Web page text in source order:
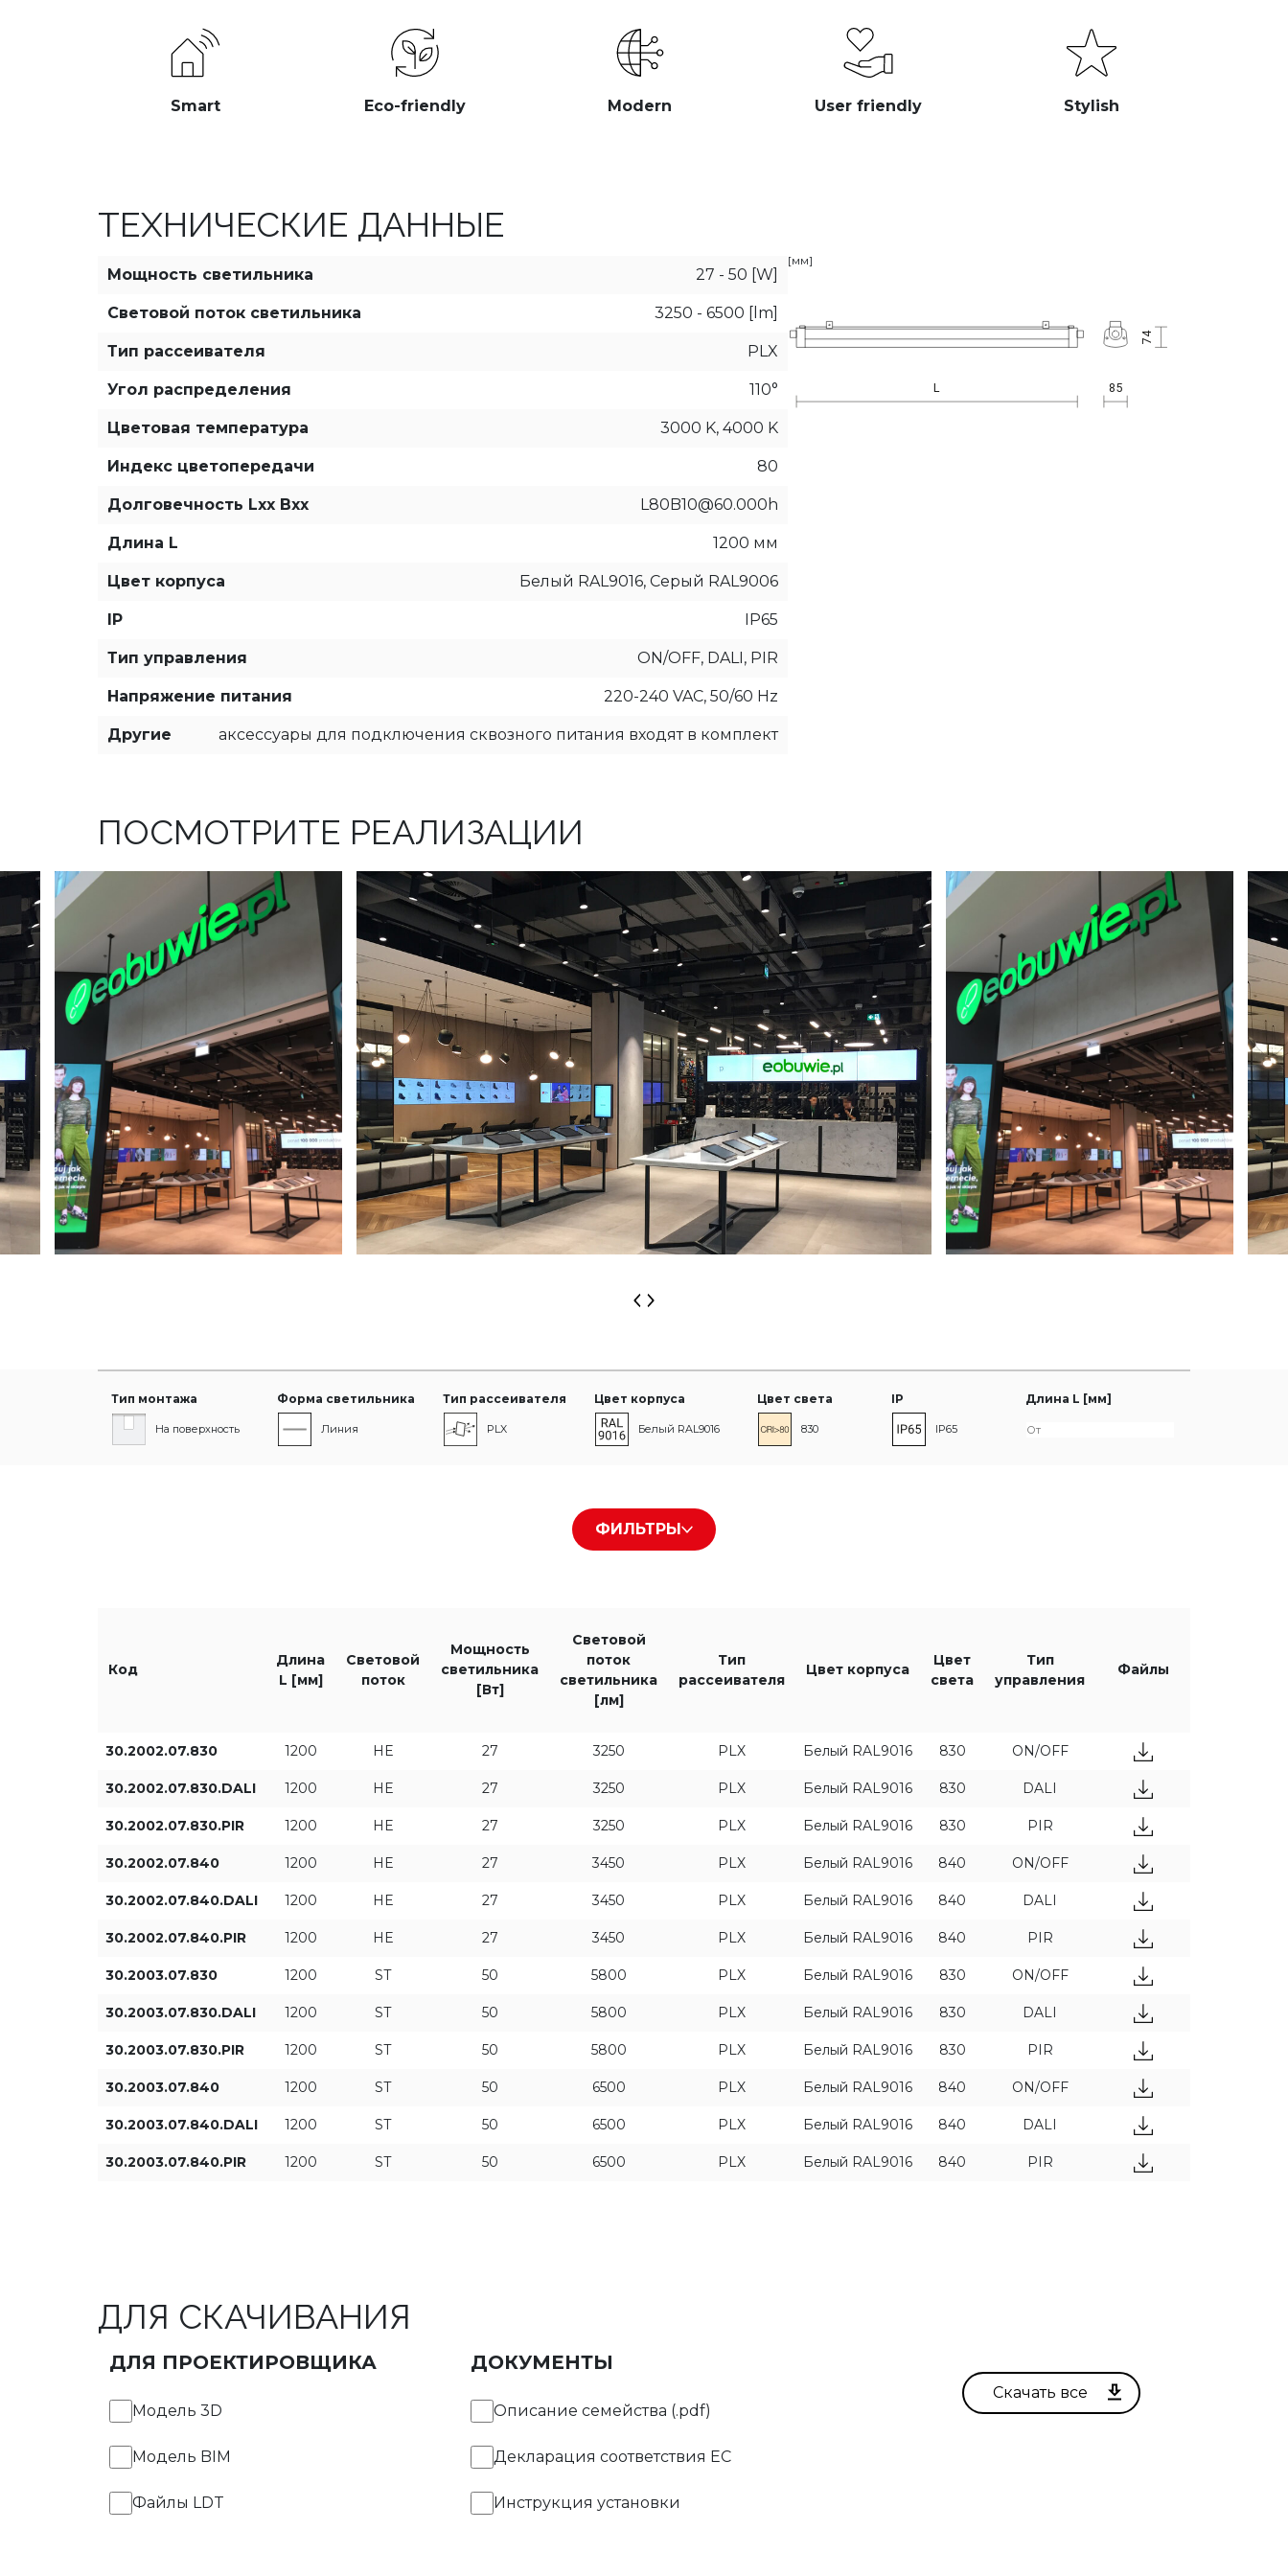
Smart Eco-friendly Modern User friendly Stylish
ТЕХНИЧЕСКИЕ ДАННЫЕ
Мощность светильника 27 - 50 [W]
Световой поток светильника 3250 - 6500 [lm]
Тип рассеивателя PLX
Угол распределения 110°
Цветовая температура 3000 K, 4000 K
Индекс цветопередачи 80
Долговечность Lxx Bxx L80B10@60.000h
Длина L 1200 мм
Цвет корпуса Белый RAL9016, Серый RAL9006
IP IP65
Тип управления ON/OFF, DALI, PIR
Напряжение питания 220-240 VAC, 50/60 Hz
Другие аксессуары для подключения сквозного питания входят в комплект
[мм]
ПОСМОТРИТЕ РЕАЛИЗАЦИИ
Тип монтажа
На поверхность
Форма светильника
Линия
Тип рассеивателя
PLX
Цвет корпуса
Белый RAL9016
Цвет света
830
IP
IP65
Длина L [мм]
ПРИМЕНИТЬ ФИЛЬТРЫ
ФИЛЬТРЫ
Код
Длина
L [мм]
Световой
поток
Мощность
светильника
[Вт]
Световой
поток
светильника
[лм]
Тип
рассеивателя
Цвет корпуса
Цвет
света
Тип
управления
Файлы
30.2002.07.830 1200 HE 27 3250 PLX Белый RAL9016 830 ON/OFF
30.2002.07.830.DALI 1200 HE 27 3250 PLX Белый RAL9016 830 DALI
30.2002.07.830.PIR 1200 HE 27 3250 PLX Белый RAL9016 830 PIR
30.2002.07.840 1200 HE 27 3450 PLX Белый RAL9016 840 ON/OFF
30.2002.07.840.DALI 1200 HE 27 3450 PLX Белый RAL9016 840 DALI
30.2002.07.840.PIR 1200 HE 27 3450 PLX Белый RAL9016 840 PIR
30.2003.07.830 1200 ST 50 5800 PLX Белый RAL9016 830 ON/OFF
30.2003.07.830.DALI 1200 ST 50 5800 PLX Белый RAL9016 830 DALI
30.2003.07.830.PIR 1200 ST 50 5800 PLX Белый RAL9016 830 PIR
30.2003.07.840 1200 ST 50 6500 PLX Белый RAL9016 840 ON/OFF
30.2003.07.840.DALI 1200 ST 50 6500 PLX Белый RAL9016 840 DALI
30.2003.07.840.PIR 1200 ST 50 6500 PLX Белый RAL9016 840 PIR
ДЛЯ СКАЧИВАНИЯ
ДЛЯ ПРОЕКТИРОВЩИКА
Модель 3D
Модель BIM
Файлы LDT
ДОКУМЕНТЫ
Описание семейства (.pdf)
Декларация соответствия EC
Инструкция установки